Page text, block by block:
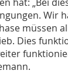
Wir
müssen
Dies